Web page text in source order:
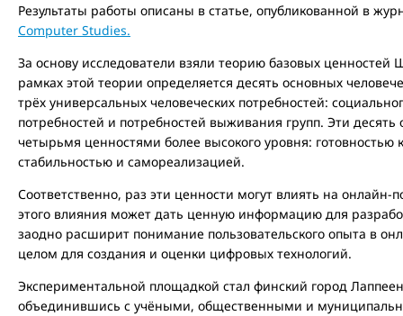
Результаты работы описаны в статье, опубликованной в
Computer Studies.
За основу исследователи взяли теорию базовых
рамках этой теории определяется десять основных
трёх универсальных человеческих потребностей:
потребностей и потребностей выживания групп. Эти десять
четырьмя ценностями более высокого уровня:
стабильностью и самореализацией.
Соответственно, раз эти ценности могут влиять на онлайн-
этого влияния может дать ценную информацию для
заодно расширит понимание пользовательского опыта в
целом для создания и оценки цифровых технологий.
Экспериментальной площадкой стал финский город
объединившись с учёными, общественными и